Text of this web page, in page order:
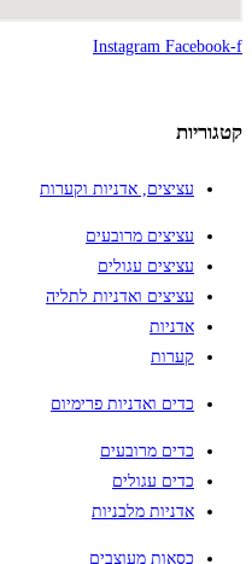
Instagram Facebook-f
קטגוריות
עציצים, אדניות וקערות
עציצים מרובעים
עציצים עגולים
עציצים ואדניות לתליה
אדניות
קערות
כדים ואדניות פרימיום
כדים מרובעים
כדים עגולים
אדניות מלבניות
כסאות מעוצבים